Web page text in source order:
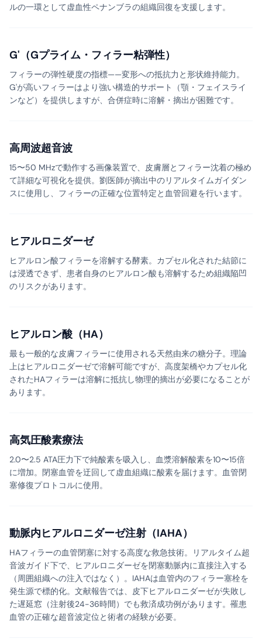
ルの一環として虚血性ペナンブラの組織回復を支援します。
G'（Gプライム・フィラー粘弾性）
フィラーの弾性硬度の指標——変形への抵抗力と形状維持能力。
G'が高いフィラーはより強い構造的サポート（顎・フェイスライ
ンなど）を提供しますが、合併症時に溶解・摘出が困難です。
高周波超音波
15〜50 MHzで動作する画像装置で、皮膚層とフィラー沈着の極め
て詳細な可視化を提供。劉医師が摘出中のリアルタイムガイダン
スに使用し、フィラーの正確な位置特定と血管回避を行います。
ヒアルロニダーゼ
ヒアルロン酸フィラーを溶解する酵素。カプセル化された結節に
は浸透できず、患者自身のヒアルロン酸も溶解するため組織陥凹
のリスクがあります。
ヒアルロン酸（HA）
最も一般的な皮膚フィラーに使用される天然由来の糖分子。理論
上はヒアルロニダーゼで溶解可能ですが、高度架橋やカプセル化
されたHAフィラーは溶解に抵抗し物理的摘出が必要になることが
あります。
高気圧酸素療法
2.0〜2.5 ATA圧力下で純酸素を吸入し、血漿溶解酸素を10〜15倍
に増加。閉塞血管を迂回して虚血組織に酸素を届けます。血管閉
塞修復プロトコルに使用。
動脈内ヒアルロニダーゼ注射（IAHA）
HAフィラーの血管閉塞に対する高度な救急技術。リアルタイム超
音波ガイド下で、ヒアルロニダーゼを閉塞動脈内に直接注入する
（周囲組織への注入ではなく）。IAHAは血管内のフィラー塞栓を
発生源で標的化。文献報告では、皮下ヒアルロニダーゼが失敗し
た遅延窓（注射後24-36時間）でも救済成功例があります。罹患
血管の正確な超音波定位と術者の経験が必要。